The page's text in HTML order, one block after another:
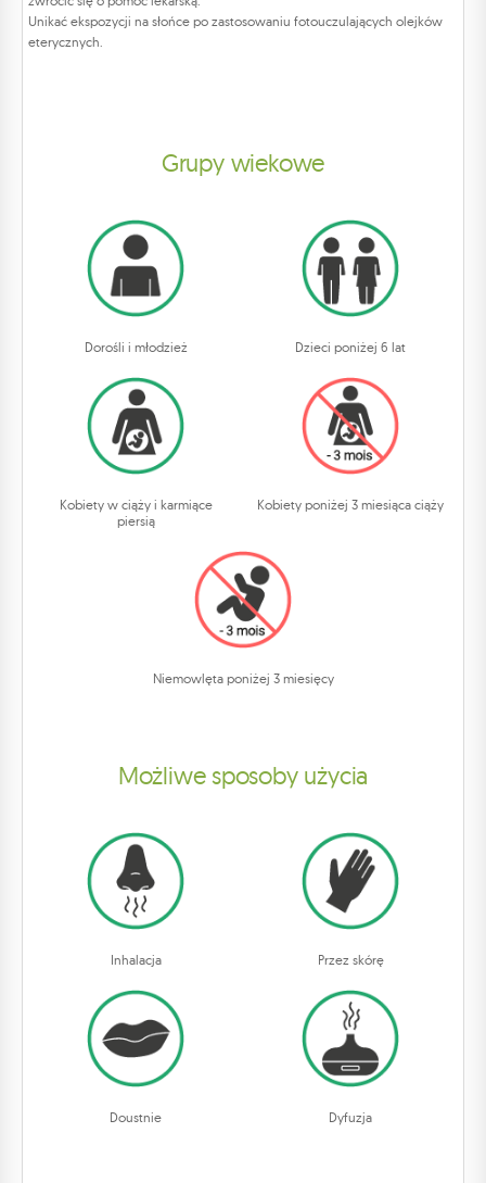
Unikać ekspozycji na słońce po zastosowaniu fotouczulających olejków
eterycznych.
Grupy wiekowe
Dorośli i młodzież Dzieci poniżej 6 lat
Kobiety w ciąży i karmiące
piersią
Kobiety poniżej 3 miesiąca ciąży
Niemowlęta poniżej 3 miesięcy
Możliwe sposoby użycia
Inhalacja Przez skórę
Doustnie Dyfuzja